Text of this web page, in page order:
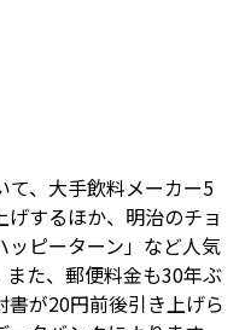
て、大手飲料メーカー5
するほか、明治のチョ
ッピーターン」など人気
た、郵便料金も30年ぶ
書が20円前後引き上げら